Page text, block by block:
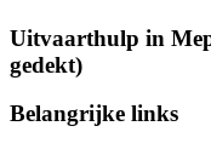
Uitvaarthulp in
gedekt)
Belangrijke links